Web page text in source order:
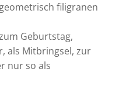
filigranen
Geburtstag,
als Mitbringsel, zur
nur so als